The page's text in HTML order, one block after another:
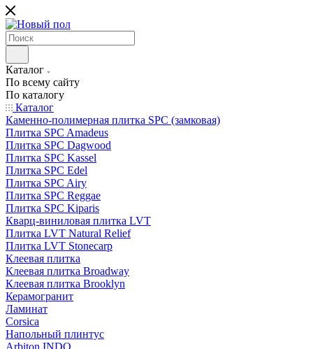
Каталог
По всему сайту
По каталогу
Каталог
Каменно-полимерная плитка SPC (замковая)
Плитка SPC Amadeus
Плитка SPC Dagwood
Плитка SPC Kassel
Плитка SPC Edel
Плитка SPC Airy
Плитка SPC Reggae
Плитка SPC Kiparis
Кварц-виниловая плитка LVT
Плитка LVT Natural Relief
Плитка LVT Stonecarp
Клеевая плитка
Клеевая плитка Broadway
Клеевая плитка Brooklyn
Керамогранит
Ламинат
Corsica
Напольный плинтус
Arbiton INDO